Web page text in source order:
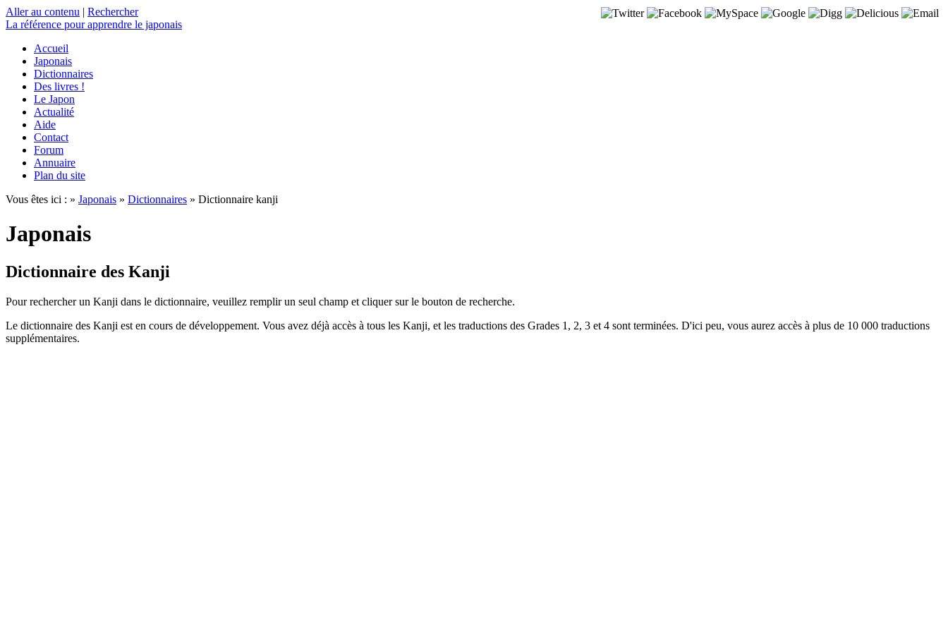
Aller au contenu | Rechercher
La référence pour apprendre le japonais
Accueil
Japonais
Dictionnaires
Des livres !
Le Japon
Actualité
Aide
Contact
Forum
Annuaire
Plan du site
Vous êtes ici : » Japonais » Dictionnaires » Dictionnaire kanji
Japonais
Dictionnaire des Kanji
Pour rechercher un Kanji dans le dictionnaire, veuillez remplir un seul champ et cliquer sur le bouton de recherche.
Le dictionnaire des Kanji est en cours de développement. Vous avez déjà accès à tous les Kanji, et les traductions des Grades 1, 2, 3 et 4 sont terminées. D'ici peu, vous aurez accès à plus de 10 000 traductions
supplémentaires.